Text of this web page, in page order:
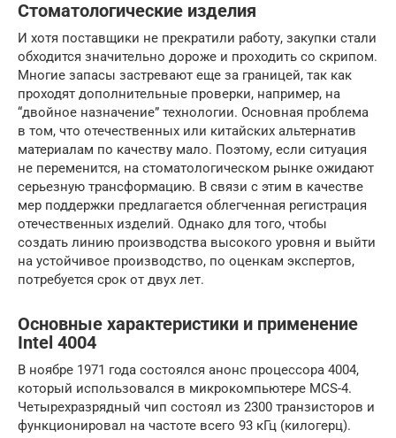
Стоматологические изделия
И хотя поставщики не прекратили работу, закупки стали
обходится значительно дороже и проходить со скрипом.
Многие запасы застревают еще за границей, так как
проходят дополнительные проверки, например, на
“двойное назначение” технологии. Основная проблема
в том, что отечественных или китайских альтернатив
материалам по качеству мало. Поэтому, если ситуация
не переменится, на стоматологическом рынке ожидают
серьезную трансформацию. В связи с этим в качестве
мер поддержки предлагается облегченная регистрация
отечественных изделий. Однако для того, чтобы
создать линию производства высокого уровня и выйти
на устойчивое производство, по оценкам экспертов,
потребуется срок от двух лет.
Основные характеристики и применение
Intel 4004
В ноябре 1971 года состоялся анонс процессора 4004,
который использовался в микрокомпьютере MCS-4.
Четырехразрядный чип состоял из 2300 транзисторов и
функционировал на частоте всего 93 кГц (килогерц).